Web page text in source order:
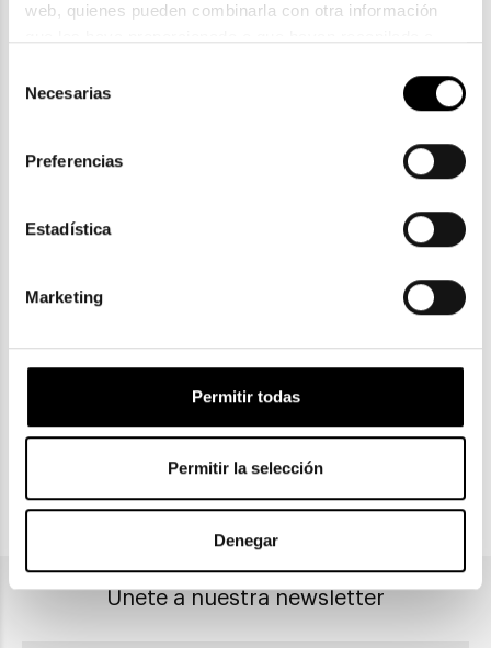
web, quienes pueden combinarla con otra información
la política de privacidad en el siguiente
. Consulta
Necesarias
Preferencias
Estadística
Marketing
Permitir todas
Permitir la selección
Denegar
3 colores Rebajas -10%
Recogida en tienda
Únete a nuestra newsletter